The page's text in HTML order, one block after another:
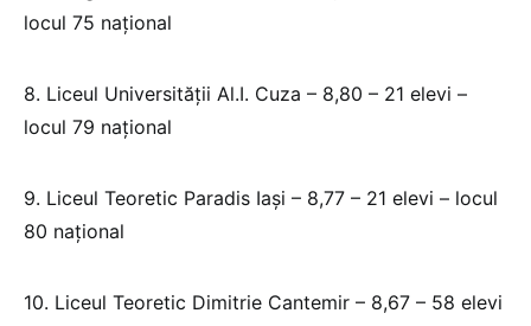
locul 75 național
8. Liceul Universității Al.I. Cuza – 8,80 – 21 elevi –
locul 79 național
9. Liceul Teoretic Paradis Iași – 8,77 – 21 elevi – locul
80 național
10. Liceul Teoretic Dimitrie Cantemir – 8,67 – 58 elevi